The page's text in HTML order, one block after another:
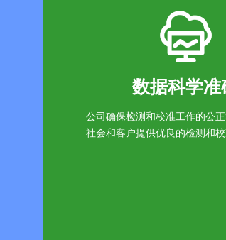
数据科学准
公司确保检测和校准工作的公
社会和客户提供优良的检测和校